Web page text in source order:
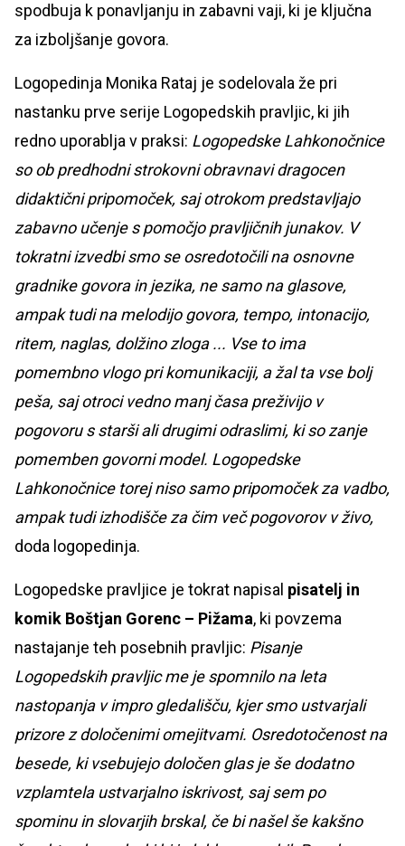
spodbuja k ponavljanju in zabavni vaji, ki je ključna
za izboljšanje govora.
Logopedinja Monika Rataj je sodelovala že pri
nastanku prve serije Logopedskih pravljic, ki jih
redno uporablja v praksi: Logopedske Lahkonočnice
so ob predhodni strokovni obravnavi dragocen
didaktični pripomoček, saj otrokom predstavljajo
zabavno učenje s pomočjo pravljičnih junakov. V
tokratni izvedbi smo se osredotočili na osnovne
gradnike govora in jezika, ne samo na glasove,
ampak tudi na melodijo govora, tempo, intonacijo,
ritem, naglas, dolžino zloga ... Vse to ima
pomembno vlogo pri komunikaciji, a žal ta vse bolj
peša, saj otroci vedno manj časa preživijo v
pogovoru s starši ali drugimi odraslimi, ki so zanje
pomemben govorni model. Logopedske
Lahkonočnice torej niso samo pripomoček za vadbo,
ampak tudi izhodišče za čim več pogovorov v živo,
doda logopedinja.
Logopedske pravljice je tokrat napisal pisatelj in
komik Boštjan Gorenc – Pižama, ki povzema
nastajanje teh posebnih pravljic: Pisanje
Logopedskih pravljic me je spomnilo na leta
nastopanja v impro gledališču, kjer smo ustvarjali
prizore z določenimi omejitvami. Osredotočenost na
besede, ki vsebujejo določen glas je še dodatno
vzplamtela ustvarjalno iskrivost, saj sem po
spominu in slovarjih brskal, če bi našel še kakšno